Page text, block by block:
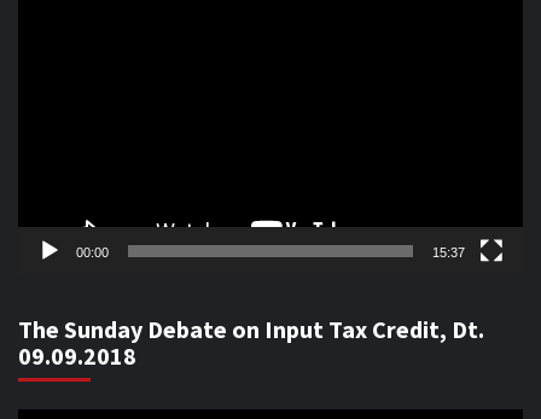
00:00 15:37
The Sunday Debate on Input Tax Credit, Dt.
09.09.2018